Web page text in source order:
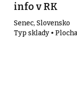
info v RK
Senec, Slovensko
Typ sklady •